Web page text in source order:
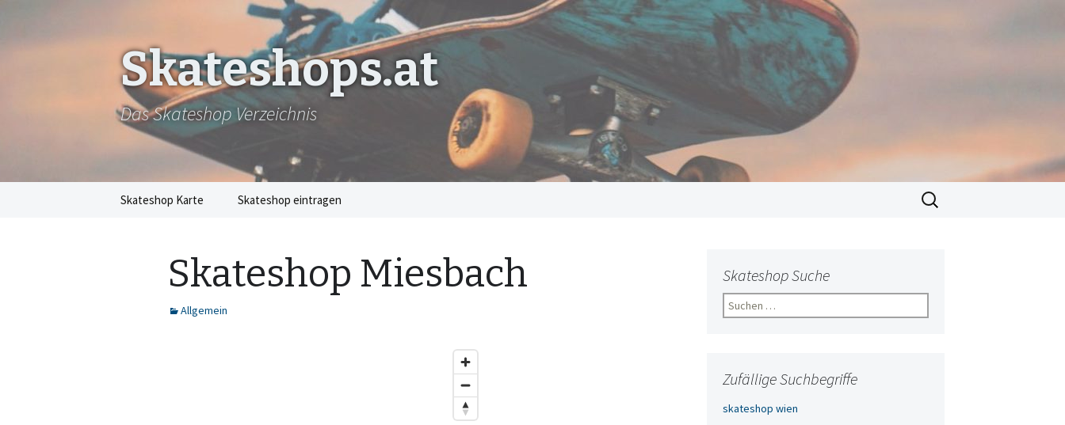
Skateshops.at
Das Skateshop Verzeichnis
Skateshop Karte Skateshop eintragen
Suchen
nach:
Skateshop Miesbach
Allgemein
Skateshop Suche
Suchen
nach:
Zufällige Suchbegriffe
skateshop wien